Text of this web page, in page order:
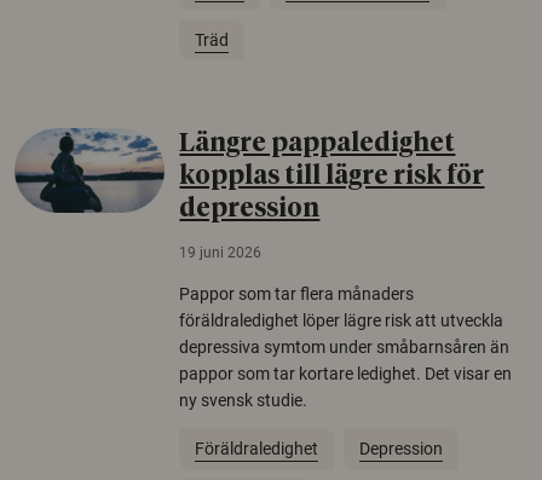
Träd
Längre pappaledighet
kopplas till lägre risk för
depression
19 juni 2026
Pappor som tar flera månaders
föräldraledighet löper lägre risk att utveckla
depressiva symtom under småbarnsåren än
pappor som tar kortare ledighet. Det visar en
ny svensk studie.
Föräldraledighet Depression